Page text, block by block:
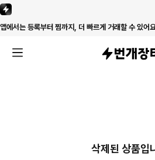
앱에서는 등록부터 찜까지, 더 빠르게 거래할 수 있어
삭제된 상품입